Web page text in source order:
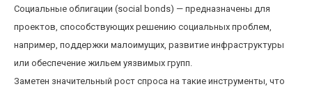
Социальные облигации (social bonds) — предназначены для
проектов, способствующих решению социальных проблем,
например, поддержки малоимущих, развитие инфраструктуры
или обеспечение жильем уязвимых групп.
Заметен значительный рост спроса на такие инструменты, что